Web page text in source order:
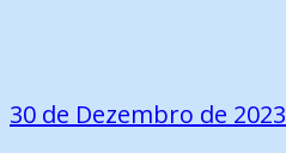
30 de Dezembro de 2023